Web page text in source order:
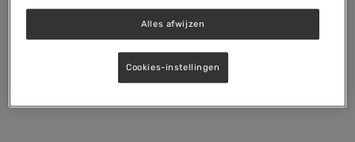
Alles afwijzen
Cookies-instellingen